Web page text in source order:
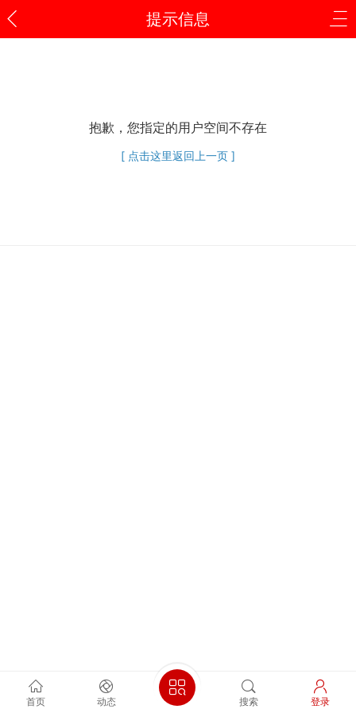
提示信息
抱歉，您指定的用户空间不存在
[ 点击这里返回上一页 ]
首页 动态 搜索 登录